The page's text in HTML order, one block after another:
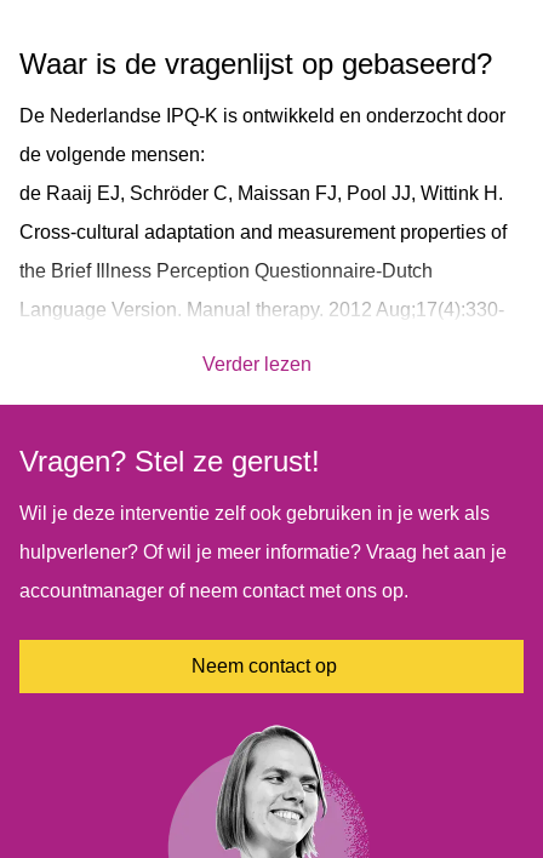
Waar is de vragenlijst op gebaseerd?
De Nederlandse IPQ-K is ontwikkeld en onderzocht door
de volgende mensen:
de Raaij EJ, Schröder C, Maissan FJ, Pool JJ, Wittink H.
Cross-cultural adaptation and measurement properties of
the Brief Illness Perception Questionnaire-Dutch
Language Version. Manual therapy. 2012 Aug;17(4):330-
Meer informatie over de ontwikkeling en copyright vind je
Verder lezen
Vragen? Stel ze gerust!
Wil je deze interventie zelf ook gebruiken in je werk als
hulpverlener? Of wil je meer informatie? Vraag het aan je
accountmanager of neem contact met ons op.
Neem contact op